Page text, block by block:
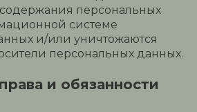
персональных
системе
и/или уничтожаются
персональных данных.
и обязанности